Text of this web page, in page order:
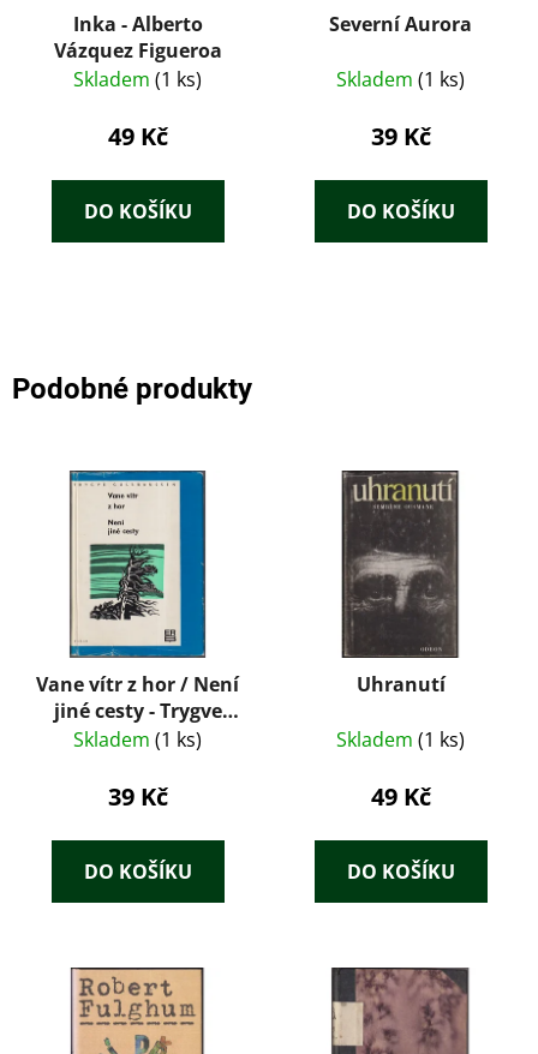
Inka - Alberto
Vázquez Figueroa
Skladem (1 ks)
49 Kč
DO KOŠÍKU
Severní Aurora
Skladem (1 ks)
39 Kč
DO KOŠÍKU
Podobné produkty
Vane vítr z hor / Není
jiné cesty - Trygve
Gulbranssen
Skladem (1 ks)
39 Kč
DO KOŠÍKU
Uhranutí
Skladem (1 ks)
49 Kč
DO KOŠÍKU